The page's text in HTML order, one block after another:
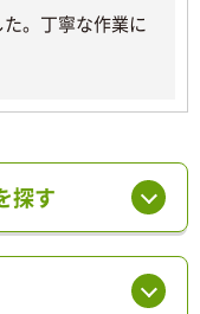
。丁寧な作業に
探す